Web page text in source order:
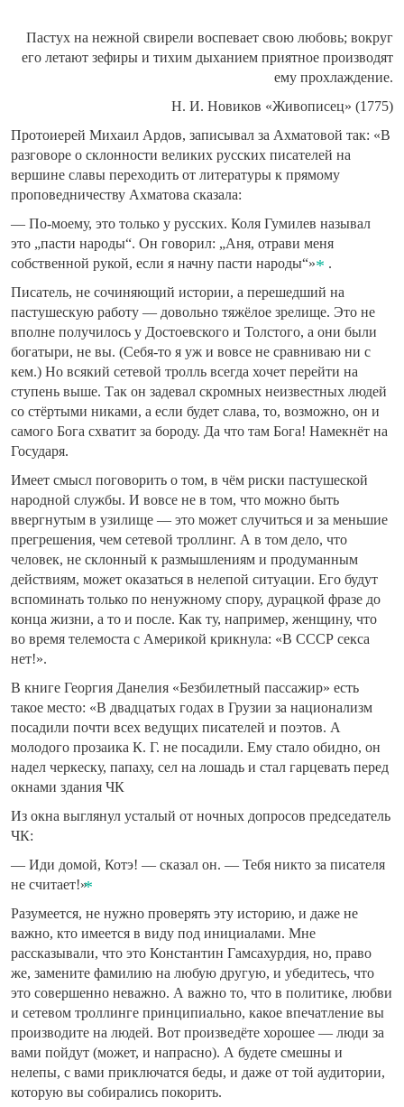
Пастух на нежной свирели воспевает свою любовь; вокруг
его летают зефиры и тихим дыханием приятное производят
ему прохлаждение.
Н. И. Новиков «Живописец» (1775)
Протоиерей Михаил Ардов, записывал за Ахматовой так: «В
разговоре о склонности великих русских писателей на
вершине славы переходить от литературы к прямому
проповедничеству Ахматова сказала:
— По-моему, это только у русских. Коля Гумилев называл
это „пасти народы“. Он говорил: „Аня, отрави меня
собственной рукой, если я начну пасти народы“»
.
Писатель, не сочиняющий истории, а перешедший на
пастушескую работу — довольно тяжёлое зрелище. Это не
вполне получилось у Достоевского и Толстого, а они были
богатыри, не вы. (Себя-то я уж и вовсе не сравниваю ни с
кем.) Но всякий сетевой тролль всегда хочет перейти на
ступень выше. Так он задевал скромных неизвестных людей
со стёртыми никами, а если будет слава, то, возможно, он и
самого Бога схватит за бороду. Да что там Бога! Намекнёт на
Государя.
Имеет смысл поговорить о том, в чём риски пастушеской
народной службы. И вовсе не в том, что можно быть
ввергнутым в узилище — это может случиться и за меньшие
прегрешения, чем сетевой троллинг. А в том дело, что
человек, не склонный к размышлениям и продуманным
действиям, может оказаться в нелепой ситуации. Его будут
вспоминать только по ненужному спору, дурацкой фразе до
конца жизни, а то и после. Как ту, например, женщину, что
во время телемоста с Америкой крикнула: «В СССР секса
нет!».
В книге Георгия Данелия «Безбилетный пассажир» есть
такое место: «В двадцатых годах в Грузии за национализм
посадили почти всех ведущих писателей и поэтов. А
молодого прозаика К. Г. не посадили. Ему стало обидно, он
надел черкеску, папаху, сел на лошадь и стал гарцевать перед
окнами здания ЧК
Из окна выглянул усталый от ночных допросов председатель
ЧК:
— Иди домой, Котэ! — сказал он. — Тебя никто за писателя
не считает!»
Разумеется, не нужно проверять эту историю, и даже не
важно, кто имеется в виду под инициалами. Мне
рассказывали, что это Константин Гамсахурдия, но, право
же, замените фамилию на любую другую, и убедитесь, что
это совершенно неважно. А важно то, что в политике, любви
и сетевом троллинге принципиально, какое впечатление вы
производите на людей. Вот произведёте хорошее — люди за
вами пойдут (может, и напрасно). А будете смешны и
нелепы, с вами приключатся беды, и даже от той аудитории,
которую вы собирались покорить.